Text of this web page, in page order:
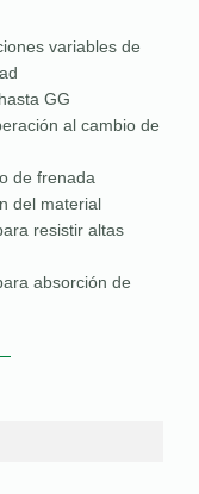
variables de
GG
al cambio de
de frenada
del material
resistir altas
absorción de